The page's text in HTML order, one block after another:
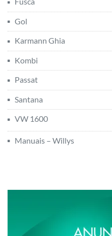
Gol
Karmann Ghia
Kombi
Passat
Santana
VW 1600
Manuais – Willys